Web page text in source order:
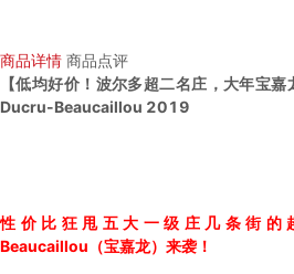
商品详情 商品点评
【低均好价！波尔多超二名庄，大年宝
Ducru-Beaucaillou 2019
性价比狂甩五大一级庄几条街的
Beaucaillou（宝嘉龙）来袭！